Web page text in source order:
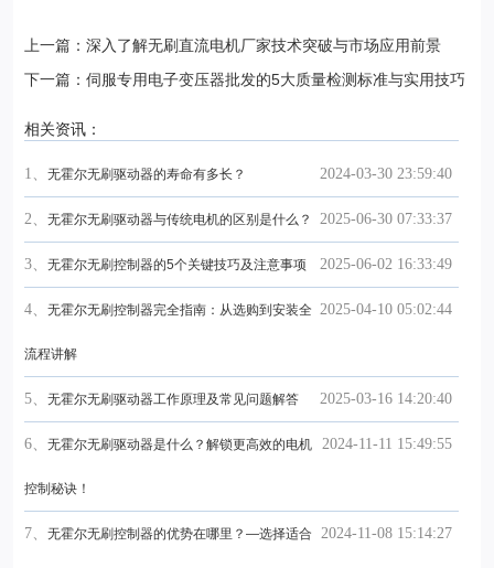
上一篇：深入了解无刷直流电机厂家技术突破与市场应用前景
下一篇：伺服专用电子变压器批发的5大质量检测标准与实用技巧
相关资讯：
2024-03-30 23:59:40
1、 无霍尔无刷驱动器的寿命有多长？
2025-06-30 07:33:37
2、 无霍尔无刷驱动器与传统电机的区别是什么？
2025-06-02 16:33:49
3、 无霍尔无刷控制器的5个关键技巧及注意事项
2025-04-10 05:02:44
4、 无霍尔无刷控制器完全指南：从选购到安装全
流程讲解
2025-03-16 14:20:40
5、 无霍尔无刷驱动器工作原理及常见问题解答
2024-11-11 15:49:55
6、 无霍尔无刷驱动器是什么？解锁更高效的电机
控制秘诀！
2024-11-08 15:14:27
7、 无霍尔无刷控制器的优势在哪里？—选择适合